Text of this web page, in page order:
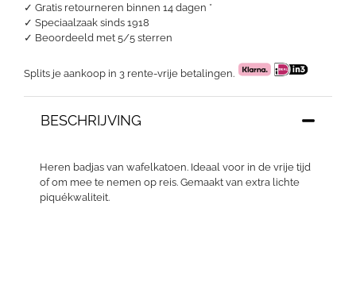
✓ Gratis retourneren binnen 14 dagen *
✓ Speciaalzaak sinds 1918
✓ Beoordeeld met 5/5 sterren
Splits je aankoop in 3 rente-vrije betalingen.
BESCHRIJVING
Heren badjas van wafelkatoen. Ideaal voor in de vrije tijd
of om mee te nemen op reis. Gemaakt van extra lichte
piquékwaliteit.